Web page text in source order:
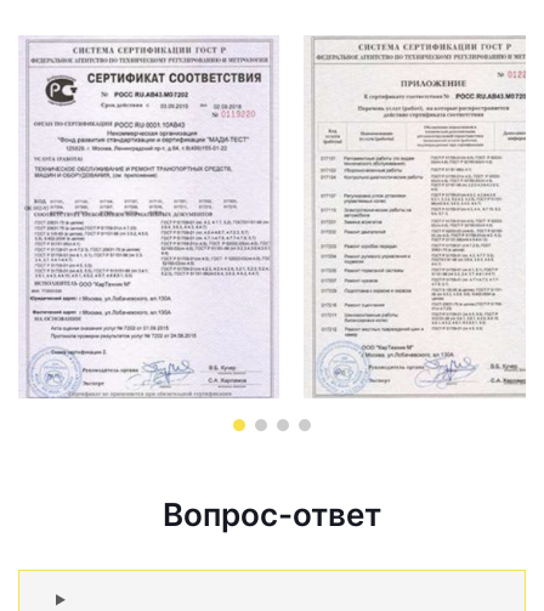
Вопрос-ответ